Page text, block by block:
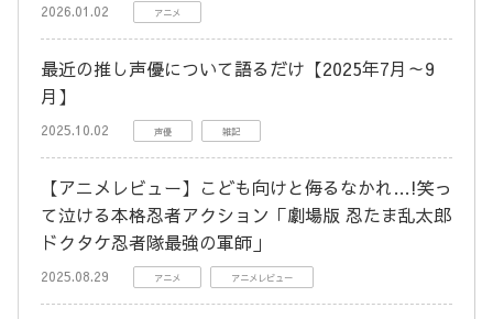
2026.01.02 アニメ
最近の推し声優について語るだけ【2025年7月～9
月】
2025.10.02 声優 雑記
【アニメレビュー】こども向けと侮るなかれ…!笑っ
て泣ける本格忍者アクション「劇場版 忍たま乱太郎
ドクタケ忍者隊最強の軍師」
2025.08.29 アニメ アニメレビュー